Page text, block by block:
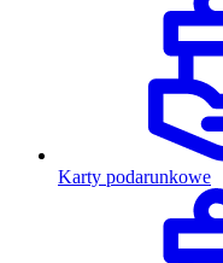
Karty podarunkowe